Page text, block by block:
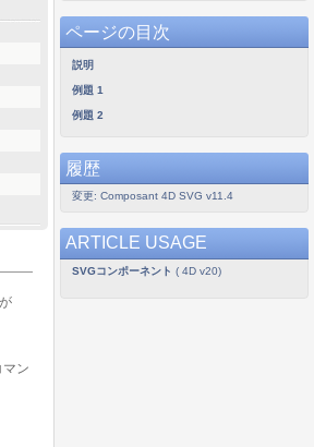
マン
ページの目次
説明
例題 1
例題 2
履歴
変更: Composant 4D SVG v11.4
ARTICLE USAGE
SVGコンポーネント ( 4D v20)